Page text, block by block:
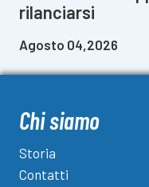
rilanciarsi
Agosto 04,2026
Chi siamo
Storia
Contatti